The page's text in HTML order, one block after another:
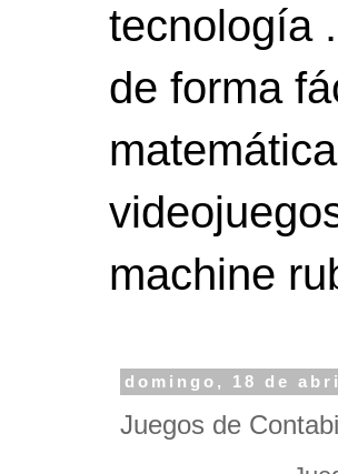
tecnología
de forma
machine
domingo, 18 de
Juegos de